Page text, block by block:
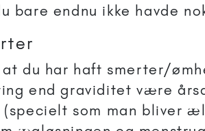
bare endnu ikke havde
at du har haft smerter/
end graviditet være
som man bliver